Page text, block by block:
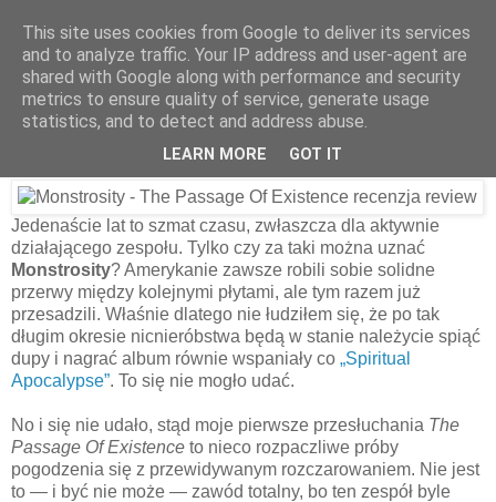
1 grudnia 2018
Monstrosity – The Passage Of
Existence [2018]
Jedenaście lat to szmat czasu, zwłaszcza dla aktywnie
działającego zespołu. Tylko czy za taki można uznać
Monstrosity? Amerykanie zawsze robili sobie solidne
przerwy między kolejnymi płytami, ale tym razem już
przesadzili. Właśnie dlatego nie łudziłem się, że po tak
długim okresie nicnieróbstwa będą w stanie należycie spiąć
dupy i nagrać album równie wspaniały co „Spiritual
Apocalypse”. To się nie mogło udać.
No i się nie udało, stąd moje pierwsze przesłuchania The
Passage Of Existence to nieco rozpaczliwe próby
pogodzenia się z przewidywanym rozczarowaniem. Nie jest
to — i być nie może — zawód totalny, bo ten zespół byle
This site uses cookies from Google to deliver its services
and to analyze traffic. Your IP address and user-agent are
shared with Google along with performance and security
metrics to ensure quality of service, generate usage
statistics, and to detect and address abuse.
LEARN MORE GOT IT